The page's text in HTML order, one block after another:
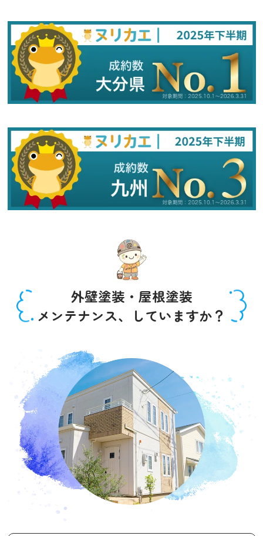
外壁塗装・屋根塗装
メンテナンス、していますか？